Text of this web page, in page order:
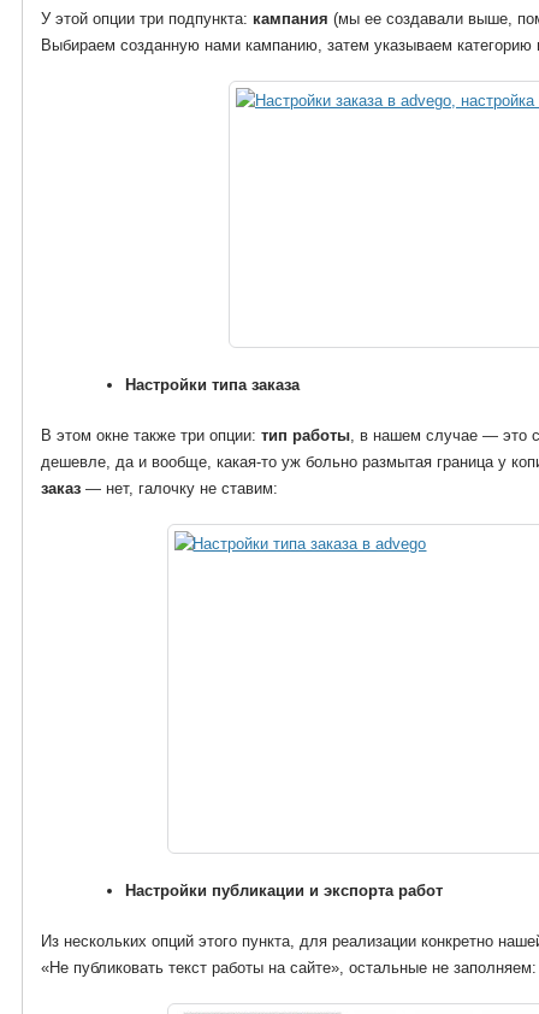
У этой опции три подпункта: кампания (мы ее создавали выше,
Выбираем созданную нами кампанию, затем указываем категорию
Настройки типа заказа
В этом окне также три опции: тип работы, в нашем случае — это
дешевле, да и вообще, какая-то уж больно размытая граница у
заказ — нет, галочку не ставим:
Настройки публикации и экспорта работ
Из нескольких опций этого пункта, для реализации конкретно
«Не публиковать текст работы на сайте», остальные не заполняем: